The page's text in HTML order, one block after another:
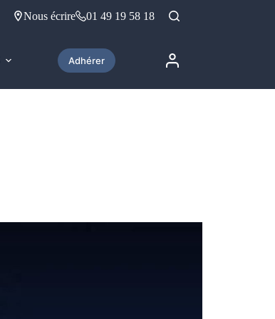
Nous écrire 01 49 19 58 18
Adhérer